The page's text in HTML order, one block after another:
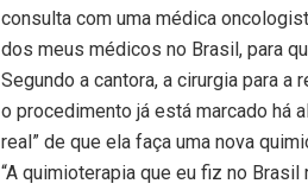
consulta com uma médica
dos meus médicos no Brasil, para
Segundo a cantora, a cirurgia para
o procedimento já está marcado há
real” de que ela faça uma nova
“A quimioterapia que eu fiz no